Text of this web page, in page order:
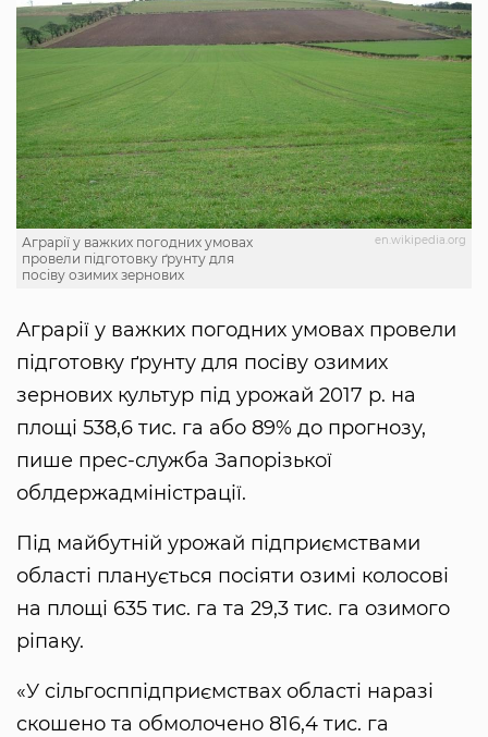
en.wikipedia.org
Аграрії у важких погодних умовах
провели підготовку ґрунту для
посіву озимих зернових
Аграрії у важких погодних умовах провели
підготовку ґрунту для посіву озимих
зернових культур під урожай 2017 р. на
площі 538,6 тис. га або 89% до прогнозу,
пише прес-служба Запорізької
облдержадміністрації.
Під майбутній урожай підприємствами
області планується посіяти озимі колосові
на площі 635 тис. га та 29,3 тис. га озимого
ріпаку.
«У сільгосппідприємствах області наразі
скошено та обмолочено 816,4 тис. га